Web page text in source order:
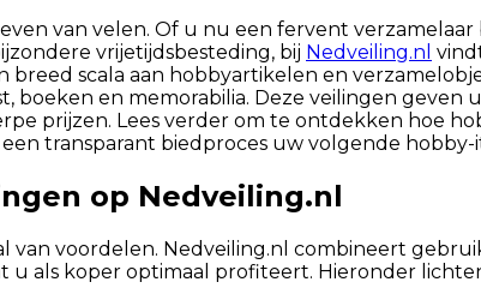
van velen. Of u nu een fervent
vrijetijdsbesteding, bij Nedveiling.nl
scala aan hobbyartikelen en
en memorabilia. Deze veilingen geven
prijzen. Lees verder om te ontdekken hoe
transparant biedproces uw volgende
op Nedveiling.nl
van voordelen. Nedveiling.nl combineert
u als koper optimaal profiteert. Hieronder